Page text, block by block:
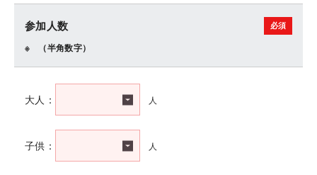
参加人数
（半角数字）
大人： 人
子供： 人